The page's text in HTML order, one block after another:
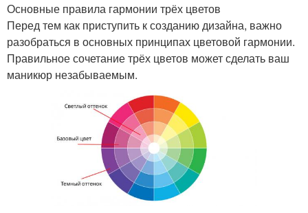
Основные правила гармонии трёх цветов
Перед тем как приступить к созданию дизайна, важно
разобраться в основных принципах цветовой гармонии.
Правильное сочетание трёх цветов может сделать ваш
маникюр незабываемым.